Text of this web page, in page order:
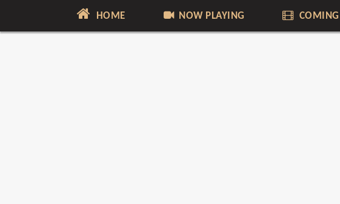
HOME NOW PLAYING COMING